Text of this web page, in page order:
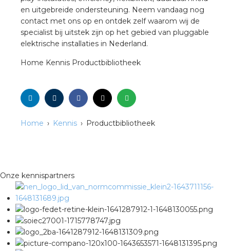
en uitgebreide ondersteuning. Neem vandaag nog
contact met ons op en ontdek zelf waarom wij de
specialist bij uitstek zijn op het gebied van pluggable
elektrische installaties in Nederland.
Home Kennis Productbibliotheek
Home Kennis Productbibliotheek
Onze kennispartners